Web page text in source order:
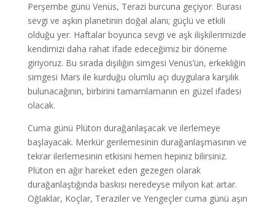
Perşembe günü Venüs, Terazi burcuna geçiyor. Burası
sevgi ve aşkın planetinin doğal alanı; güçlü ve etkili
olduğu yer. Haftalar boyunca sevgi ve aşk ilişkilerimizde
kendimizi daha rahat ifade edeceğimiz bir döneme
giriyoruz. Bu sırada dişiliğin simgesi Venüs’ün, erkekliğin
simgesi Mars ile kurduğu olumlu açı duygulara karşılık
bulunacağının, birbirini tamamlamanın en güzel ifadesi
olacak.
Cuma günü Plüton durağanlaşacak ve ilerlemeye
başlayacak. Merkür gerilemesinin durağanlaşmasının ve
tekrar ilerlemesinin etkisini hemen hepiniz bilirsiniz.
Plüton en ağır hareket eden gezegen olarak
durağanlaştığında baskısı neredeyse milyon kat artar.
Oğlaklar, Koçlar, Teraziler ve Yengeçler cuma günü aşırı